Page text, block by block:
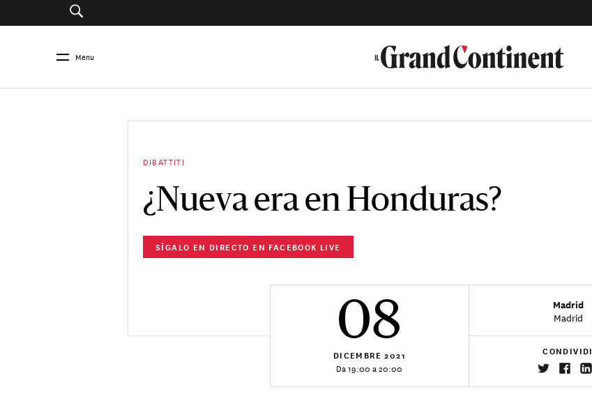
Menu
DIBATTITI
¿Nueva era en Honduras?
SÍGALO EN DIRECTO EN FACEBOOK LIVE
08
DICEMBRE 2021
Da 19:00 a 20:00
Madrid
Madrid
CONDIVIDI